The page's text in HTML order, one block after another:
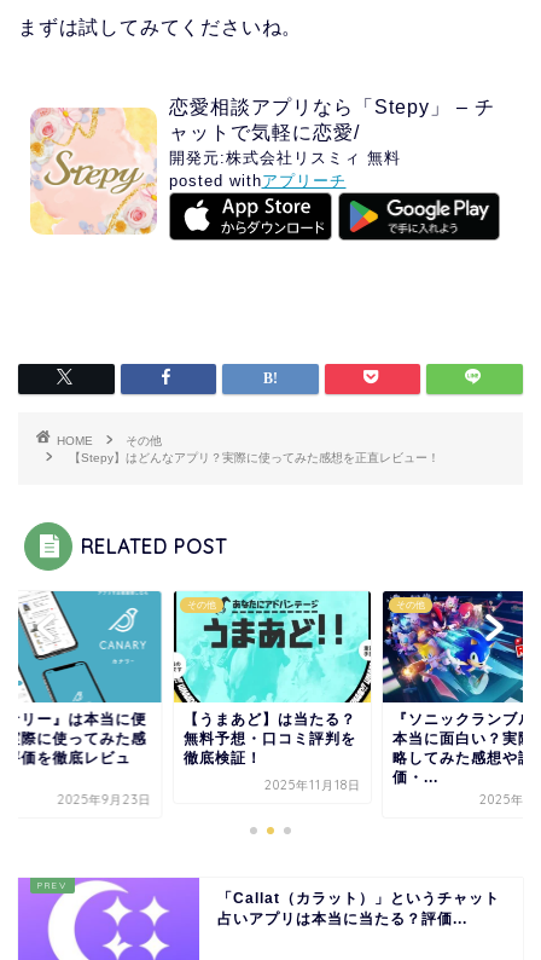
まずは試してみてくださいね。
恋愛相談アプリなら「Stepy」 – チ
ャットで気軽に恋愛/
開発元:株式会社リスミィ 無料
posted withアプリーチ
HOME
その他
【Stepy】はどんなアプリ？実際に使ってみた感想を正直レビュー！
RELATED POST
ナリー』は本当に便
実際に使ってみた感
評価を徹底レビュ
2025年9月23日
その他
【うまあど】は当たる？
無料予想・口コミ評判を
徹底検証！
2025年11月18日
その他
『ソニックランブル
本当に面白い？実際
略してみた感想や評
価・...
2025年11
「Callat（カラット）」というチャット
占いアプリは本当に当たる？評価...